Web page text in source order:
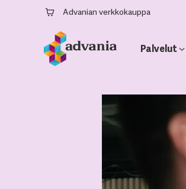
Advanian verkkokauppa
Palvelut